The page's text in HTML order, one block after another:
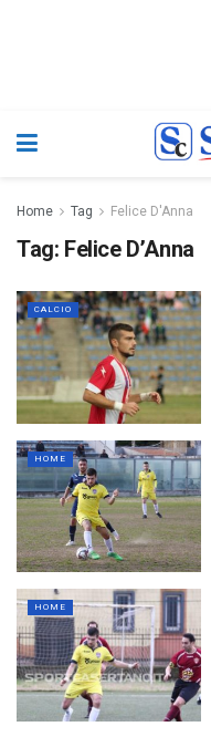
Home Tag Felice D'Anna
Tag: Felice D’Anna
CALCIO
HOME
HOME